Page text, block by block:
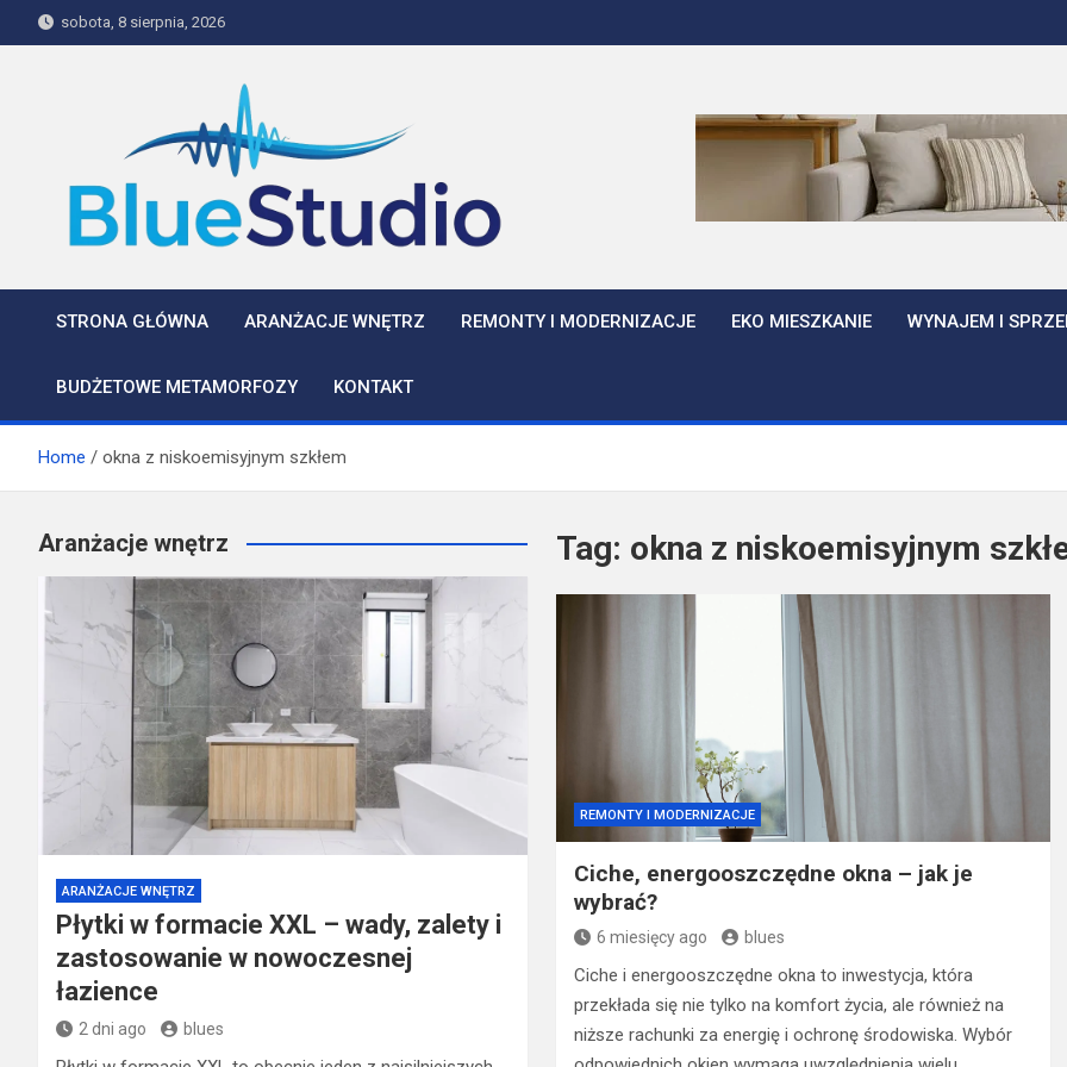
to
sobota, 8 sierpnia, 2026
BlueStudio
STRONA GŁÓWNA ARANŻACJE WNĘTRZ REMONTY I MODERNIZACJE EKO MIESZKANIE WYNAJEM I
BUDŻETOWE METAMORFOZY KONTAKT
Home okna z niskoemisyjnym szkłem
Tag: okna z niskoemisyjnym
REMONTY I MODERNIZACJE
Ciche, energooszczędne okna – jak je
wybrać?
6 miesięcy ago blues
Ciche i energooszczędne okna to inwestycja, która
przekłada się nie tylko na komfort życia, ale również na
niższe rachunki za energię i ochronę środowiska. Wybór
Aranżacje wnętrz
ARANŻACJE WNĘTRZ
Płytki w formacie XXL – wady, zalety i
zastosowanie w nowoczesnej
łazience
2 dni ago blues